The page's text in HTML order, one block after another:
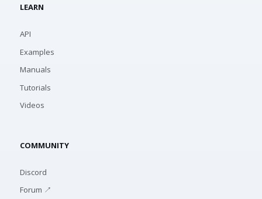
LEARN
API
Examples
Manuals
Tutorials
Videos
COMMUNITY
Discord
Forum ↗